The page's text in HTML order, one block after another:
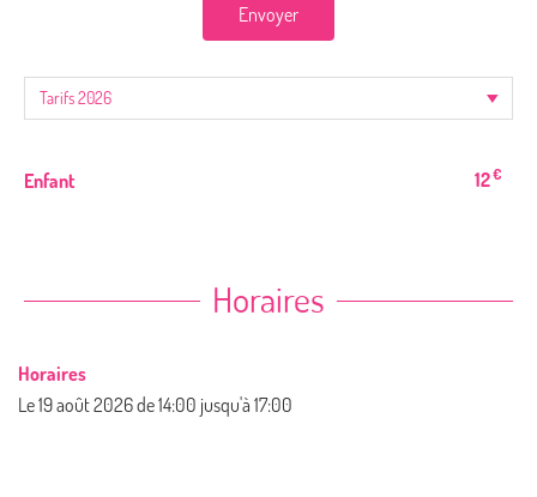
Envoyer
Enfant 12€
Horaires
Horaires
Le19 août 2026de 14:00 jusqu'à 17:00